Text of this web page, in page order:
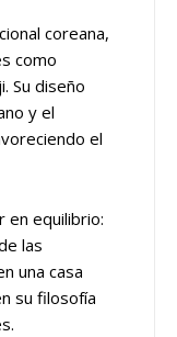
coreana,
como
Su diseño
y el
el
en equilibrio:
las
una casa
su filosofía